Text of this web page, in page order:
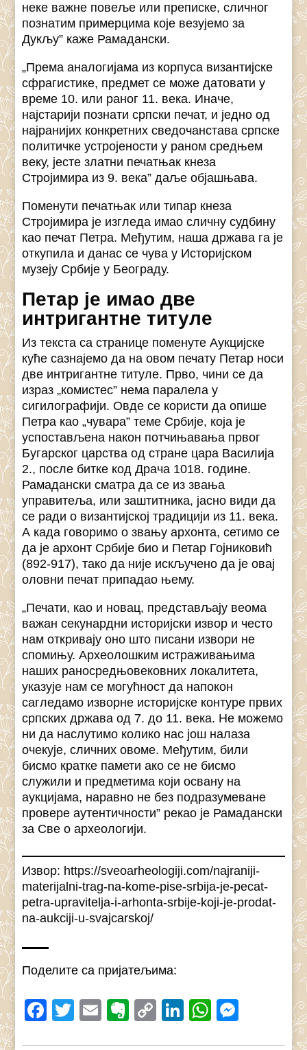
неке важне повеље или преписке, сличног
познатим примерцима које везујемо за
Дукљу” каже Рамадански.
„Према аналогијама из корпуса византијске
сфрагистике, предмет се може датовати у
време 10. или раног 11. века. Иначе,
најстарији познати српски печат, и једно од
најранијих конкретних сведочанстава српске
политичке устројености у раном средњем
веку, јесте златни печатњак кнеза
Стројимира из 9. века” даље објашњава.
Поменути печатњак или типар кнеза
Стројимира је изгледа имао сличну судбину
као печат Петра. Међутим, наша држава га је
откупила и данас се чува у Историјском
музеју Србије у Београду.
Петар је имао две
интригантне титуле
Из текста са странице поменуте Аукцијске
куће сазнајемо да на овом печату Петар носи
две интригантне титуле. Прво, чини се да
израз „комистес” нема паралела у
сигилографији. Овде се користи да опише
Петра као „чувара” теме Србије, која је
успостављена након потчињавања првог
Бугарског царства од стране цара Василија
2., после битке код Драча 1018. године.
Рамадански сматра да се из звања
управитеља, или заштитника, јасно види да
се ради о византијској традицији из 11. века.
А када говоримо о звању архонта, сетимо се
да је архонт Србије био и Петар Гојниковић
(892-917), тако да није искључено да је овај
оловни печат припадао њему.
„Печати, као и новац, представљају веома
важан секунардни историјски извор и често
нам откривају оно што писани извори не
спомињу. Археолошким истраживањима
наших раносредњовековних локалитета,
указује нам се могућност да напокон
сагледамо изворне историјске контуре првих
српских држава од 7. до 11. века. Не можемо
ни да наслутимо колико нас још налаза
очекује, сличних овоме. Међутим, били
бисмо кратке памети ако се не бисмо
служили и предметима који освану на
аукцијама, наравно не без подразумеване
провере аутентичности” рекао је Рамадански
за Све о археологији.
Извор: https://sveoarheologiji.com/najraniji-
materijalni-trag-na-kome-pise-srbija-je-pecat-
petra-upravitelja-i-arhonta-srbije-koji-je-prodat-
na-aukciji-u-svajcarskoj/
Поделите са пријатељима:
Facebook
Twitter
EmailEvernote
CopyLinkedIn